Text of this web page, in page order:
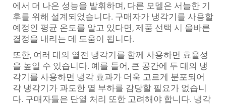
에서 더 나은 성능을 발휘하며, 다른 모델은 서늘한 기
후를 위해 설계되었습니다. 구매자가 냉각기를 사용할
예정인 평균 온도를 알고 있다면, 제품 선택 시 올바른
결정을 내리는 데 도움이 됩니다.
또한, 여러 대의 열전 냉각기를 함께 사용하면 효율성
을 높일 수 있습니다. 예를 들어, 큰 공간에 두 대의 냉
각기를 사용하면 냉각 효과가 더욱 고르게 분포되어
각 냉각기가 과도한 열 부하를 감당할 필요가 없습니
다. 구매자들은 단열 처리 또한 고려해야 합니다. 냉각